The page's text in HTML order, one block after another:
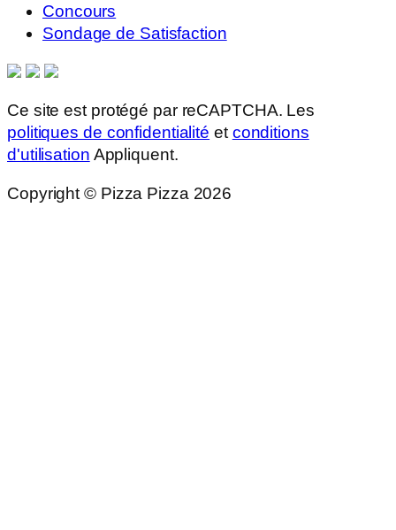
Concours
Sondage de Satisfaction
Ce site est protégé par reCAPTCHA. Les
politiques de confidentialité etconditions
d'utilisation Appliquent.
Copyright © Pizza Pizza 2026